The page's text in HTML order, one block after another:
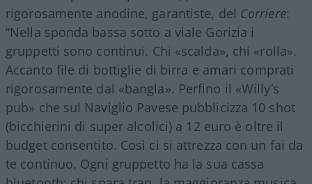
rigorosamente anodine, garantiste, del Corriere:
“Nella sponda bassa sotto a viale Gorizia i
gruppetti sono continui. Chi «scalda», chi «rolla».
Accanto file di bottiglie di birra e amari comprati
rigorosamente dal «bangla». Perfino il «Willy’s
pub» che sul Naviglio Pavese pubblicizza 10 shot
(bicchierini di super alcolici) a 12 euro è oltre il
budget consentito. Così ci si attrezza con un fai da
te continuo. Ogni gruppetto ha la sua cassa